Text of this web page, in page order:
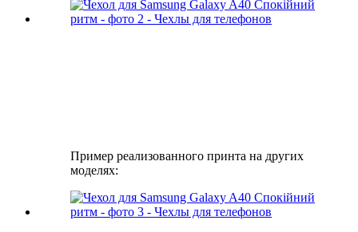
Пример реализованного принта на других
моделях: